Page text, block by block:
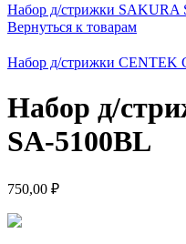
Набор д/стрижки SAKURA
Вернуться к товарам
Набор д/стрижки CENTEK
Набор д/
SA-5100BL
750,00 ₽